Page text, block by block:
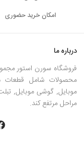
امکان خرید حضوری
درباره ما
فروشگاه سورن استور
محصولات شامل قطعات
موبایل, گوشی موبایل,
مراحل مرتفع کند.